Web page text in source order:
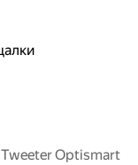
Optismart